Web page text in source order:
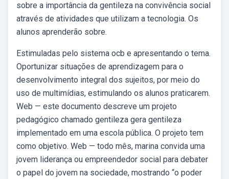
sobre a importância da gentileza na convivência social
através de atividades que utilizam a tecnologia. Os
alunos aprenderão sobre.
Estimuladas pelo sistema ocb e apresentando o tema.
Oportunizar situações de aprendizagem para o
desenvolvimento integral dos sujeitos, por meio do
uso de multimídias, estimulando os alunos praticarem.
Web — este documento descreve um projeto
pedagógico chamado gentileza gera gentileza
implementado em uma escola pública. O projeto tem
como objetivo. Web — todo mês, marina convida uma
jovem liderança ou empreendedor social para debater
o papel do jovem na sociedade, mostrando “o poder